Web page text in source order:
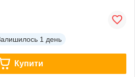
1 день
Купити